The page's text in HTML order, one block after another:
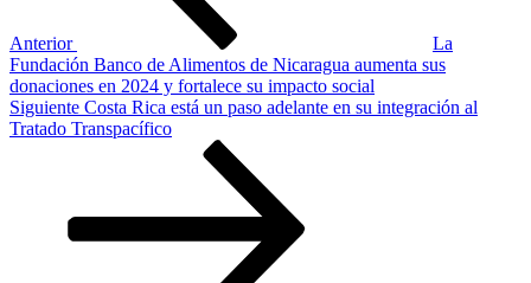
Anterior
La
Fundación Banco de Alimentos de Nicaragua aumenta sus
donaciones en 2024 y fortalece su impacto social
Siguiente
entrada
Siguiente Costa Rica está un paso adelante en su integración al
Tratado Transpacífico